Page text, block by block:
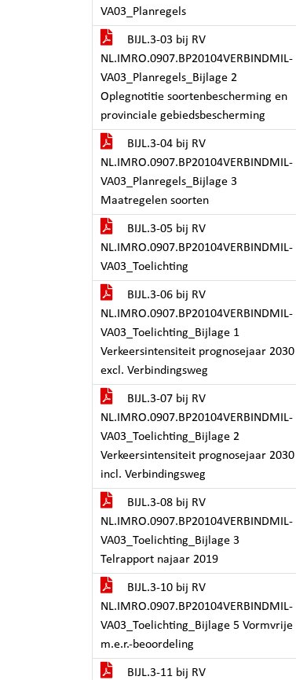
VA03_Planregels
BIJL.3-03 bij RV
NL.IMRO.0907.BP20104VERBINDMIL-
VA03_Planregels_Bijlage 2
Oplegnotitie soortenbescherming en
provinciale gebiedsbescherming
BIJL.3-04 bij RV
NL.IMRO.0907.BP20104VERBINDMIL-
VA03_Planregels_Bijlage 3
Maatregelen soorten
BIJL.3-05 bij RV
NL.IMRO.0907.BP20104VERBINDMIL-
VA03_Toelichting
BIJL.3-06 bij RV
NL.IMRO.0907.BP20104VERBINDMIL-
VA03_Toelichting_Bijlage 1
Verkeersintensiteit prognosejaar 2030
excl. Verbindingsweg
BIJL.3-07 bij RV
NL.IMRO.0907.BP20104VERBINDMIL-
VA03_Toelichting_Bijlage 2
Verkeersintensiteit prognosejaar 2030
incl. Verbindingsweg
BIJL.3-08 bij RV
NL.IMRO.0907.BP20104VERBINDMIL-
VA03_Toelichting_Bijlage 3
Telrapport najaar 2019
BIJL.3-10 bij RV
NL.IMRO.0907.BP20104VERBINDMIL-
VA03_Toelichting_Bijlage 5 Vormvrije
m.e.r.-beoordeling
BIJL.3-11 bij RV